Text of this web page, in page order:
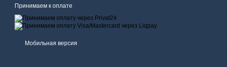
Принимаем к оплате
Мобильная версия